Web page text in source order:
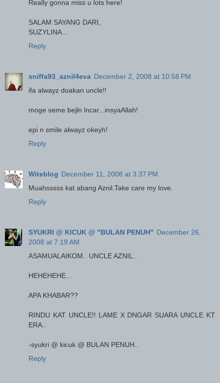
Really gonna miss u lots here!
SALAM SAYANG DARI,
SUZYLINA...
Reply
sniffa93_aznil4eva December 2, 2008 at 10:58 PM
ifa alwayz doakan uncle!!
moge seme bejln lncar...insyaAllah!
epi n smile alwayz okeyh!
Reply
Witeblog December 11, 2008 at 3:37 PM
Muahsssss kat abang Aznil.Take care my love.
Reply
SYUKRI @ KICUK @ "BULAN PENUH" December 26,
2008 at 7:19 AM
ASAMUALAIKOM.. UNCLE AZNIL..
HEHEHEHE...
APA KHABAR??
RINDU KAT UNCLE!! LAME X DNGAR SUARA UNCLE KT
ERA..
-syukri @ kicuk @ BULAN PENUH..
Reply